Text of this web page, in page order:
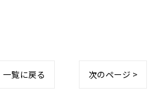
一覧に戻る 次のページ >